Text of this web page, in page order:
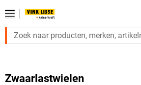
Zwaarlastwielen